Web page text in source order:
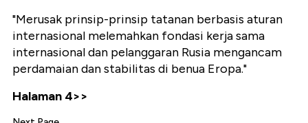
"Merusak prinsip-prinsip tatanan berbasis aturan
internasional melemahkan fondasi kerja sama
internasional dan pelanggaran Rusia mengancam
perdamaian dan stabilitas di benua Eropa."
Halaman 4>>